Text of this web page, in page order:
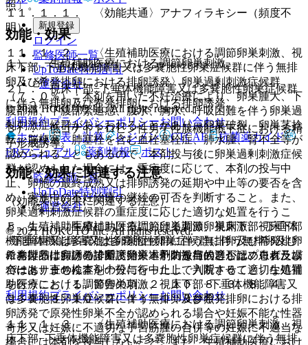
１１．１．１． 〈効能共通〉アナフィラキシー（頻度不
明）。
１１．１．２． 〈生殖補助医療における調節卵巣刺激、視
床下部−下垂体機能障害又は多嚢胞性卵巣症候群に伴う無排
卵及び希発排卵における排卵誘発〉卵巣過剰刺激症候群
（７．０％）：本剤を用いた不妊治療により、卵巣腫大、下
腹部痛、下腹部緊迫感、腹水、胸水、呼吸困難を伴う卵巣過
剰刺激症候群があらわれることがあり、卵巣破裂、卵巣茎捻
転、脳梗塞、肺塞栓を含む血栓塞栓症、肺水腫、腎不全等が
認められることもあるので、本剤投与後に卵巣過剰刺激症候
群が認められた場合には、重症度に応じて、本剤の投与中
止、卵胞の最終成熟又は排卵誘発の延期や中止等の要否を含
め、実施中の不妊治療の継続の可否を判断すること。また、
卵巣過剰刺激症候群の重症度に応じた適切な処置を行うこ
と。生殖補助医療における調節卵巣刺激、視床下部−下垂体
機能障害又は多嚢胞性卵巣症候群に伴う無排卵及び希発排卵
における排卵誘発で重度卵巣過剰刺激症候群が認められた場
合には、直ちに本剤の投与を中止し、入院させて適切な処置
を行うこと〔１．警告の項、２．１０、８．３、８．４、
９．１．３、１０．２、１１．１．３参照〕。
１１．１．３． 〈生殖補助医療における調節卵巣刺激、視
床下部−下垂体機能障害又は多嚢胞性卵巣症候群に伴う無排
照〕。
効能・効果
１）． 生殖補助医療における調節卵巣刺激。
２）． 視床下部−下垂体機能障害又は多嚢胞性卵巣症候群
に伴う無排卵及び希発排卵における排卵誘発。
３）． 低ゴナドトロピン性男子性腺機能低下症における精
子形成誘導。
効能・効果に関連する注意
（効能又は効果に関連する注意）
５．１． 〈生殖補助医療における調節卵巣刺激、視床下部
−下垂体機能障害又は多嚢胞性卵巣症候群に伴う無排卵及び
希発排卵における排卵誘発〉本剤の投与の適否は、患者及び
パートナーの検査を十分に行った上で判断すること。生殖補
助医療における調節卵巣刺激、視床下部−下垂体機能障害又
は多嚢胞性卵巣症候群に伴う無排卵及び希発排卵における排
卵誘発で原発性卵巣不全が認められる場合や妊娠不能な性器
奇形又は妊娠に不適切な子宮筋腫の合併等の妊娠に不適当な
場合には本剤を投与しないこと。また、生殖補助医療におけ
新規登録
ログイン
監修医師一覧
UpToDate特別割引
運営会社
© 2021 HOKUTO Inc. All rights reserved.
利用規約プライバシーポリシーお問い合わせ
ホーム
表・計算 レジメン CTCAE
抗菌薬ガイド
ERマニュアル
薬剤情報 ポスト
監修医師一覧
UpToDate特別割引
運営会社
© 2021 HOKUTO Inc. All rights reserved.
※本製品は疾病の診断・治療・予防を目的としたプログラム
ではありません。
利用規約プライバシーポリシーお問い合わせ